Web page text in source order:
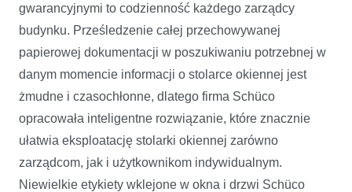
gwarancyjnymi to codzienność każdego zarządcy
budynku. Prześledzenie całej przechowywanej
papierowej dokumentacji w poszukiwaniu potrzebnej w
danym momencie informacji o stolarce okiennej jest
żmudne i czasochłonne, dlatego firma Schüco
opracowała inteligentne rozwiązanie, które znacznie
ułatwia eksploatację stolarki okiennej zarówno
zarządcom, jak i użytkownikom indywidualnym.
Niewielkie etykiety wklejone w okna i drzwi Schüco